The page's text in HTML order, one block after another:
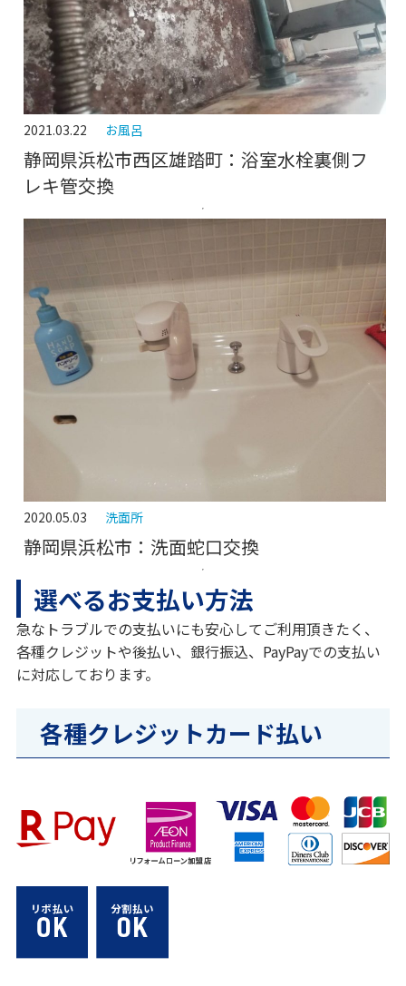
2021.03.22 お風呂
静岡県浜松市西区雄踏町：浴室水栓裏側フ
レキ管交換
2020.05.03 洗面所
静岡県浜松市：洗面蛇口交換
選べるお支払い方法
急なトラブルでの支払いにも安心してご利用頂きたく、
各種クレジットや後払い、銀行振込、PayPayでの支払い
に対応しております。
各種クレジットカード払い